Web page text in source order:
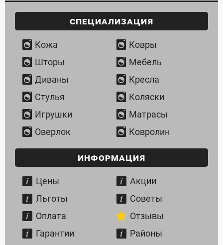
Специализация
Кожа
Ковры
Шторы
Мебель
Диваны
Кресла
Стулья
Коляски
Игрушки
Матрасы
Оверлок
Ковролин
Информация
Цены
Акции
Льготы
Советы
Оплата
Отзывы
Гарантии
Районы